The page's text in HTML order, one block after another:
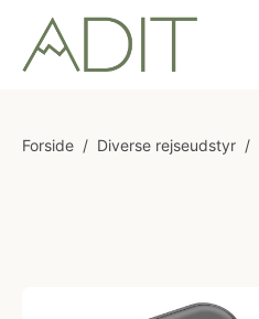
Forside / Diverse rejseudstyr /